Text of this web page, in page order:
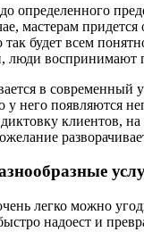
мастерам
будет всем
люди
в современный
него появляются
клиентов,
легко можно
надоест и